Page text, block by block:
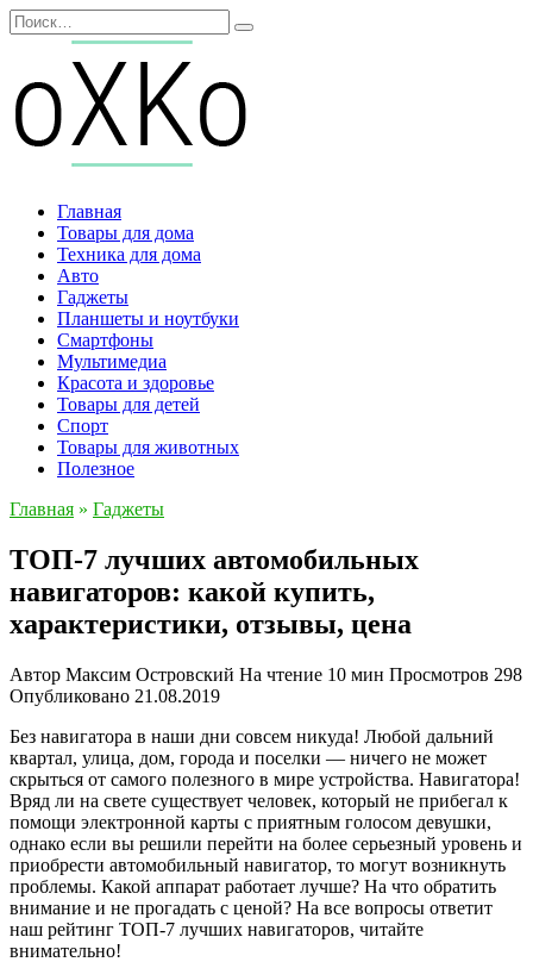
Перейти
к
содержанию
Search
for:
Главная
Товары для дома
Техника для дома
Авто
Гаджеты
Планшеты и ноутбуки
Смартфоны
Мультимедиа
Красота и здоровье
Товары для детей
Спорт
Товары для животных
Полезное
Главная » Гаджеты
ТОП-7 лучших автомобильных
навигаторов: какой купить,
характеристики, отзывы, цена
Автор Максим Островский На чтение 10 мин Просмотров 298
Опубликовано 21.08.2019
Без навигатора в наши дни совсем никуда! Любой дальний
квартал, улица, дом, города и поселки — ничего не может
скрыться от самого полезного в мире устройства. Навигатора!
Вряд ли на свете существует человек, который не прибегал к
помощи электронной карты с приятным голосом девушки,
однако если вы решили перейти на более серьезный уровень и
приобрести автомобильный навигатор, то могут возникнуть
проблемы. Какой аппарат работает лучше? На что обратить
внимание и не прогадать с ценой? На все вопросы ответит
наш рейтинг ТОП-7 лучших навигаторов, читайте
внимательно!